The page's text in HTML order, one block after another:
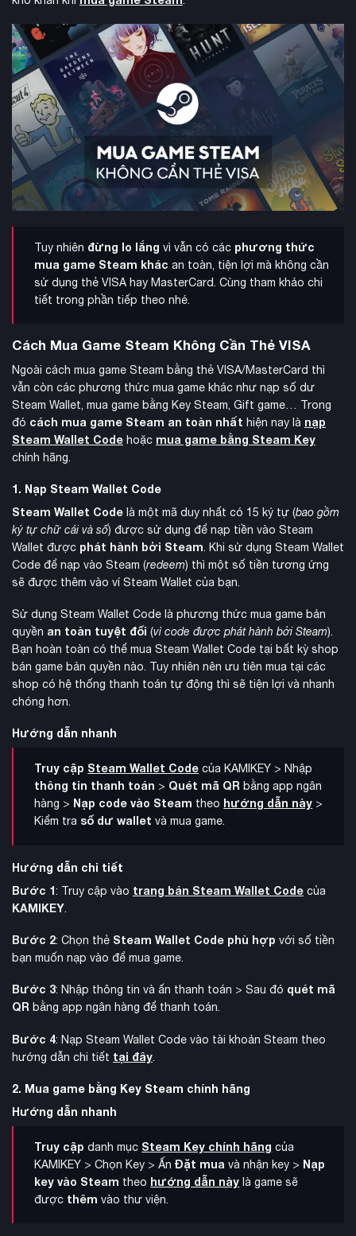
Tuy nhiên đừng lo lắng vì vẫn có các phương thức
mua game Steam khác an toàn, tiện lợi mà không cần
sử dụng thẻ VISA hay MasterCard. Cùng tham khảo chi
tiết trong phần tiếp theo nhé.
Cách Mua Game Steam Không Cần Thẻ VISA
Ngoài cách mua game Steam bằng thẻ VISA/MasterCard thì
vẫn còn các phương thức mua game khác như nạp số dư
Steam Wallet, mua game bằng Key Steam, Gift game… Trong
đó cách mua game Steam an toàn nhất hiện nay là nạp
Steam Wallet Code hoặc mua game bằng Steam Key
chính hãng.
1. Nạp Steam Wallet Code
Steam Wallet Code là một mã duy nhất có 15 ký tự (bao gồm
ký tự chữ cái và số) được sử dụng để nạp tiền vào Steam
Wallet được phát hành bởi Steam. Khi sử dụng Steam Wallet
Code để nạp vào Steam (redeem) thì một số tiền tương ứng
sẽ được thêm vào ví Steam Wallet của bạn.
Sử dụng Steam Wallet Code là phương thức mua game bản
quyền an toàn tuyệt đối (vì code được phát hành bởi Steam).
Bạn hoàn toàn có thể mua Steam Wallet Code tại bất kỳ shop
bán game bản quyền nào. Tuy nhiên nên ưu tiên mua tại các
shop có hệ thống thanh toán tự động thì sẽ tiện lợi và nhanh
chóng hơn.
Hướng dẫn nhanh
Truy cập Steam Wallet Code của KAMIKEY > Nhập
thông tin thanh toán > Quét mã QR bằng app ngân
hàng > Nạp code vào Steam theo hướng dẫn này >
Kiểm tra số dư wallet và mua game.
Hướng dẫn chi tiết
Bước 1: Truy cập vào trang bán Steam Wallet Code của
KAMIKEY.
Bước 2: Chọn thẻ Steam Wallet Code phù hợp với số tiền
bạn muốn nạp vào để mua game.
Bước 3: Nhập thông tin và ấn thanh toán > Sau đó quét mã
QR bằng app ngân hàng để thanh toán.
Bước 4: Nạp Steam Wallet Code vào tài khoản Steam theo
hướng dẫn chi tiết tại đây.
2. Mua game bằng Key Steam chính hãng
Hướng dẫn nhanh
Truy cậpdanh mục Steam Key chính hãng của
KAMIKEY > Chọn Key > ẤnĐặt mua và nhận key > Nạp
key vào Steam theo hướng dẫn này là game sẽ
được thêm vào thư viện.